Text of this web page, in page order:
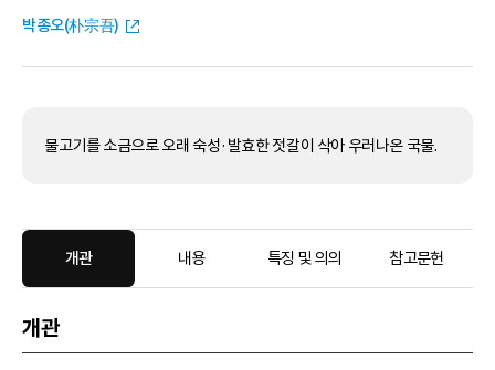
박종오(朴宗吾)
물고기를 소금으로 오래 숙성·발효한 젓갈이 삭아 우러나온 국물.
개관 내용 특징 및 의의 참고문헌
개관